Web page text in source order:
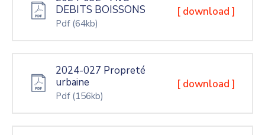
DEBITS BOISSONS
Pdf (64kb)
[ download ]
2024-027 Propreté
urbaine
Pdf (156kb)
[ download ]